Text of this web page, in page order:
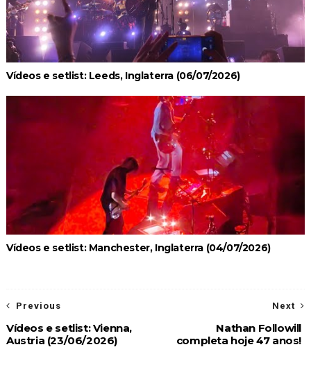
Vídeos e setlist: Leeds, Inglaterra (06/07/2026)
Vídeos e setlist: Manchester, Inglaterra (04/07/2026)
Next
Nathan Followill
completa hoje 47 anos!
Previous
Vídeos e setlist: Vienna,
Austria (23/06/2026)